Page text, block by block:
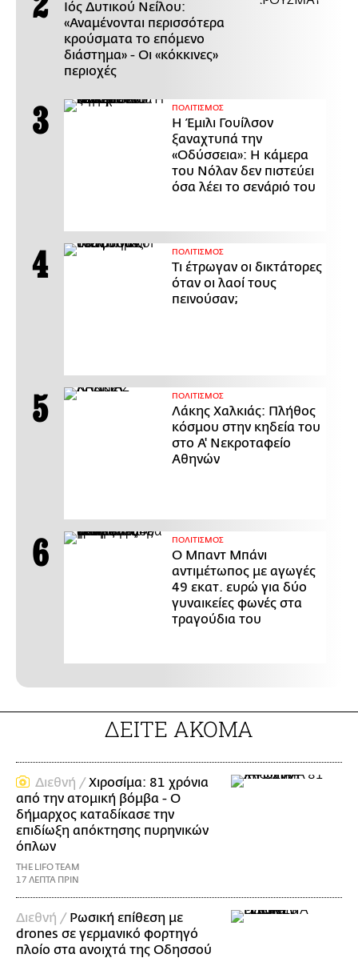
Ιός Δυτικού Νείλου:
«Αναμένονται περισσότερα
κρούσματα το επόμενο
διάστημα» - Οι «κόκκινες»
περιοχές
ΠΟΛΙΤΙΣΜΟΣ
Η Έμιλι Γουίλσον
ξαναχτυπά την
«Οδύσσεια»: Η κάμερα
του Νόλαν δεν πιστεύει
όσα λέει το σενάριό του
ΠΟΛΙΤΙΣΜΟΣ
Τι έτρωγαν οι δικτάτορες
όταν οι λαοί τους
πεινούσαν;
ΠΟΛΙΤΙΣΜΟΣ
Λάκης Χαλκιάς: Πλήθος
κόσμου στην κηδεία του
στο Α' Νεκροταφείο
Αθηνών
ΠΟΛΙΤΙΣΜΟΣ
Ο Μπαντ Μπάνι
αντιμέτωπος με αγωγές
49 εκατ. ευρώ για δύο
γυναικείες φωνές στα
τραγούδια του
ΔΕΙΤΕ ΑΚΟΜΑ
Διεθνή /Χιροσίμα: 81 χρόνια
από την ατομική βόμβα - Ο
δήμαρχος καταδίκασε την
επιδίωξη απόκτησης πυρηνικών
όπλων
THE LIFO TEAM
17 ΛΕΠΤΑ ΠΡΙΝ
Διεθνή / Ρωσική επίθεση με
drones σε γερμανικό φορτηγό
πλοίο στα ανοιχτά της Οδησσού